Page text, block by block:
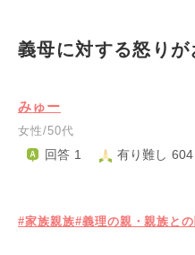
義母に対する怒り
みゅー
女性/50代
回答 1 有り難し 604
#家族親族#義理の親・親族と